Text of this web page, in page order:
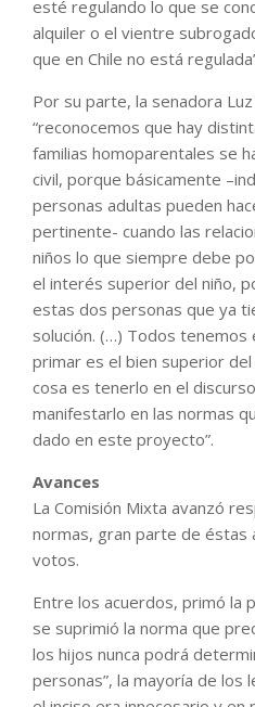
esté regulando lo que se
alquiler o el vientre
que en Chile no está
Por su parte, la senadora
“reconocemos que hay
familias homoparentales se
civil, porque básicamente
personas adultas pueden
pertinente- cuando las
niños lo que siempre debe
el interés superior del niño,
estas dos personas que ya
solución. (…) Todos tenemos
primar es el bien superior
cosa es tenerlo en el
manifestarlo en las normas
dado en este proyecto”.
Avances
La Comisión Mixta avanzó
normas, gran parte de éstas
votos.
Entre los acuerdos, primó la
se suprimió la norma que
los hijos nunca podrá
personas”, la mayoría de los